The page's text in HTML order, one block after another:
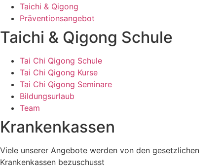
Taichi & Qigong
Präventionsangebot
Taichi & Qigong Schule
Tai Chi Qigong Schule
Tai Chi Qigong Kurse
Tai Chi Qigong Seminare
Bildungsurlaub
Team
Krankenkassen
Viele unserer Angebote werden von den gesetzlichen
Krankenkassen bezuschusst